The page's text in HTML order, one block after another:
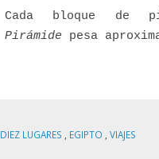
Cada bloque de
Pirámide pesa
DIEZ LUGARES EGIPTO
VIAJES